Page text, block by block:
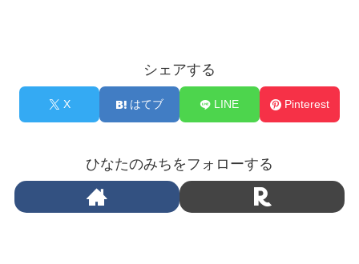
シェアする
X はてブ LINE Pinterest
ひなたのみちをフォローする